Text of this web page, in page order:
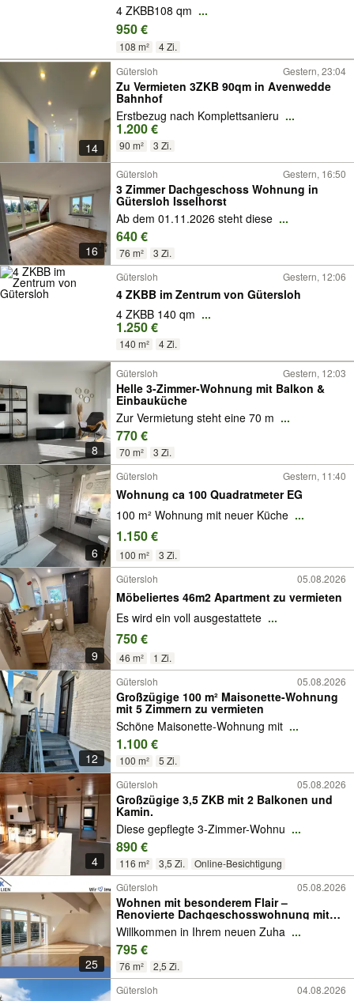
4 ZKBB108 qm ...
950 €
108 m² 4 Zi.
14
Gütersloh Gestern, 23:04
Zu Vermieten 3ZKB 90qm in Avenwedde
Bahnhof
Erstbezug nach Komplettsanieru ...
1.200 €
90 m² 3 Zi.
16
Gütersloh Gestern, 16:50
3 Zimmer Dachgeschoss Wohnung in
Gütersloh Isselhorst
Ab dem 01.11.2026 steht diese ...
640 €
76 m²
3 Zi.
Gütersloh
Gestern, 12:06
4 ZKBB im Zentrum von Gütersloh
4 ZKBB 140 qm ...
1.250 €
140 m² 4 Zi.
8
Gütersloh Gestern, 12:03
Helle 3-Zimmer-Wohnung mit Balkon &
Einbauküche
Zur Vermietung steht eine 70 m ...
770 €
70 m² 3 Zi.
6
Gütersloh Gestern, 11:40
Wohnung ca 100 Quadratmeter EG
100 m² Wohnung mit neuer Küche ...
1.150 €
100 m² 3 Zi.
9
Gütersloh 05.08.2026
Möbeliertes 46m2 Apartment zu vermieten
Es wird ein voll ausgestattete ...
750 €
46 m² 1 Zi.
12
Gütersloh 05.08.2026
Großzügige 100 m² Maisonette-Wohnung
mit 5 Zimmern zu vermieten
Schöne Maisonette-Wohnung mit ...
1.100 €
100 m² 5 Zi.
4
Gütersloh 05.08.2026
Großzügige 3,5 ZKB mit 2 Balkonen und
Kamin.
Diese gepflegte 3-Zimmer-Wohnu ...
890 €
116 m² 3,5 Zi. Online-Besichtigung
25
Gütersloh 05.08.2026
Wohnen mit besonderem Flair –
Renovierte Dachgeschosswohnung mit
Galerie und Tiefgaragenstellplatz!
Willkommen in Ihrem neuen Zuha ...
795 €
76 m²
2,5 Zi.
Gütersloh
04.08.2026